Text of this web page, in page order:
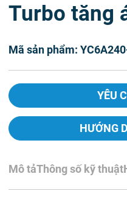
Turbo tăng
Mã sản phẩm:
YÊU
HƯỚNG
Mô tảThông số kỹ thuật